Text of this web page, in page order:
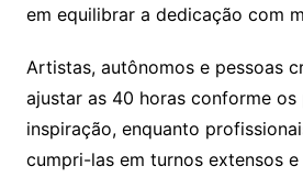
em equilibrar a dedicação com
Artistas, autônomos e pessoas
ajustar as 40 horas conforme os
inspiração, enquanto
cumpri-las em turnos extensos